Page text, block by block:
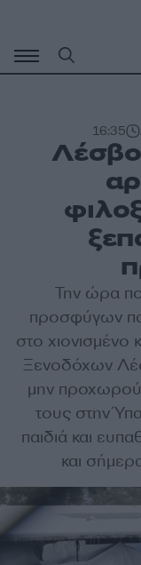
περιεχόμενο
16:35
Την ώρα
προσφύγων
στο
Ξενοδόχων
μην
τους στην
παιδιά και
και